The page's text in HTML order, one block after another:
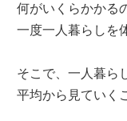
何がいくらかかる
一度一人暮らしを
そこで、一人暮ら
平均から見ていく